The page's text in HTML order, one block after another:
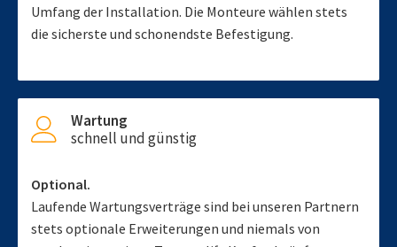
Umfang der Installation. Die Monteure wählen stets
die sicherste und schonendste Befestigung.
Wartung
schnell und günstig
Optional.
Laufende Wartungsverträge sind bei unseren Partnern
stets optionale Erweiterungen und niemals von